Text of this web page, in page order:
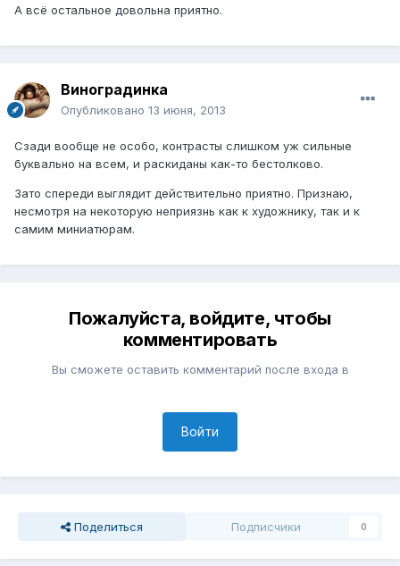
А всё остальное довольна приятно.
Виноградинка
Опубликовано 13 июня, 2013
Сзади вообще не особо, контрасты слишком уж сильные
буквально на всем, и раскиданы как-то бестолково.
Зато спереди выглядит действительно приятно. Признаю,
несмотря на некоторую неприязнь как к художнику, так и к
самим миниатюрам.
Пожалуйста, войдите, чтобы
комментировать
Вы сможете оставить комментарий после входа в
Войти
Поделиться Подписчики 0